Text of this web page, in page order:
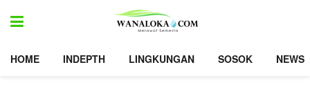
HOME INDEPTH LINGKUNGAN SOSOK NEWS